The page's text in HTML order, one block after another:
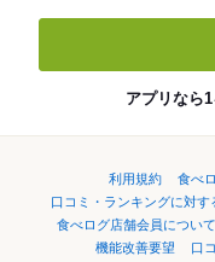
アプリなら
利用規約 食べ
口コミ・ランキングに対す
食べログ店舗会員について
機能改善要望
口